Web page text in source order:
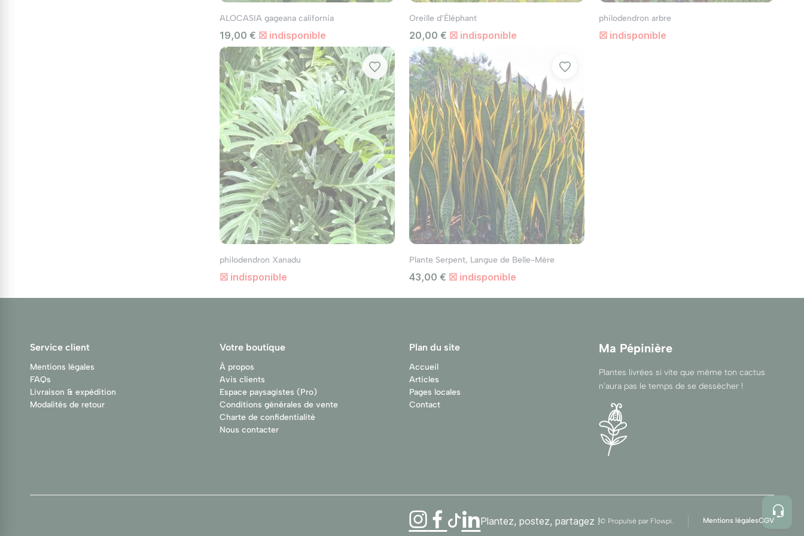
ALOCASIA gageana california
19,00 € ☒ indisponible
Oreille d’Éléphant
20,00 € ☒ indisponible
philodendron arbre
☒ indisponible
philodendron Xanadu
☒ indisponible
Plante Serpent, Langue de Belle-Mère
43,00 € ☒ indisponible
Service client
Mentions légales
FAQs
Livraison & expédition
Modalités de retour
Votre boutique
À propos
Avis clients
Espace paysagistes (Pro)
Conditions générales de vente
Charte de confidentialité
Nous contacter
Plan du site
Accueil
Articles
Pages locales
Contact
Ma Pépinière
Plantes livrées si vite que même ton cactus
n’aura pas le temps de se dessécher !
Mentions légalesCGV
© Propulsé par Flowpi.
InstagramFacebook
TikTokLinkedIn
Plantez, postez, partagez !